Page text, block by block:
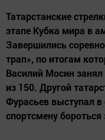
Татарстанские
этапе Кубка мира в
Завершились
трап», по итогам
Василий Мосин
из 150. Другой
Фурасьев выступал в
спортсмену